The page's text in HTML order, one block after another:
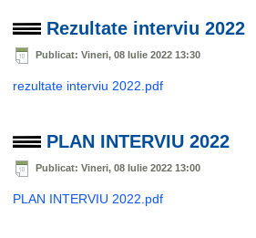
Rezultate interviu 2022
Publicat: Vineri, 08 Iulie 2022 13:30
rezultate interviu 2022.pdf
PLAN INTERVIU 2022
Publicat: Vineri, 08 Iulie 2022 13:00
PLAN INTERVIU 2022.pdf